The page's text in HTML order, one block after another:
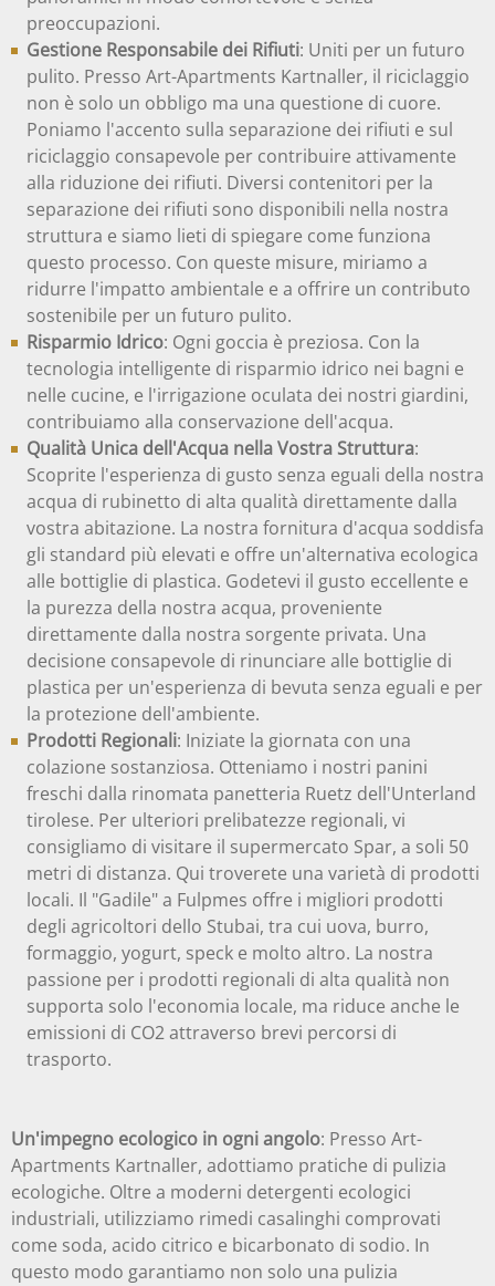
preoccupazioni.
Gestione Responsabile dei Rifiuti: Uniti per un futuro
pulito. Presso Art-Apartments Kartnaller, il riciclaggio
non è solo un obbligo ma una questione di cuore.
Poniamo l'accento sulla separazione dei rifiuti e sul
riciclaggio consapevole per contribuire attivamente
alla riduzione dei rifiuti. Diversi contenitori per la
separazione dei rifiuti sono disponibili nella nostra
struttura e siamo lieti di spiegare come funziona
questo processo. Con queste misure, miriamo a
ridurre l'impatto ambientale e a offrire un contributo
sostenibile per un futuro pulito.
Risparmio Idrico: Ogni goccia è preziosa. Con la
tecnologia intelligente di risparmio idrico nei bagni e
nelle cucine, e l'irrigazione oculata dei nostri giardini,
contribuiamo alla conservazione dell'acqua.
Qualità Unica dell'Acqua nella Vostra Struttura:
Scoprite l'esperienza di gusto senza eguali della nostra
acqua di rubinetto di alta qualità direttamente dalla
vostra abitazione. La nostra fornitura d'acqua soddisfa
gli standard più elevati e offre un'alternativa ecologica
alle bottiglie di plastica. Godetevi il gusto eccellente e
la purezza della nostra acqua, proveniente
direttamente dalla nostra sorgente privata. Una
decisione consapevole di rinunciare alle bottiglie di
plastica per un'esperienza di bevuta senza eguali e per
la protezione dell'ambiente.
Prodotti Regionali: Iniziate la giornata con una
colazione sostanziosa. Otteniamo i nostri panini
freschi dalla rinomata panetteria Ruetz dell'Unterland
tirolese. Per ulteriori prelibatezze regionali, vi
consigliamo di visitare il supermercato Spar, a soli 50
metri di distanza. Qui troverete una varietà di prodotti
locali. Il "Gadile" a Fulpmes offre i migliori prodotti
degli agricoltori dello Stubai, tra cui uova, burro,
formaggio, yogurt, speck e molto altro. La nostra
passione per i prodotti regionali di alta qualità non
supporta solo l'economia locale, ma riduce anche le
emissioni di CO2 attraverso brevi percorsi di
trasporto.
Un'impegno ecologico in ogni angolo: Presso Art-
Apartments Kartnaller, adottiamo pratiche di pulizia
ecologiche. Oltre a moderni detergenti ecologici
industriali, utilizziamo rimedi casalinghi comprovati
come soda, acido citrico e bicarbonato di sodio. In
questo modo garantiamo non solo una pulizia